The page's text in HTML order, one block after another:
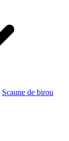
Scaune de birou